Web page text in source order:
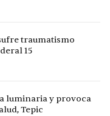
traumatismo
15
luminaria y provoca
Tepic